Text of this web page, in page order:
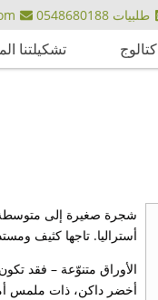
طلبيات 0548680188
كتالوج تشكيلتنا
شجرة صغيرة إلى متوسطة
أستراليا. تاجها كثيف
أخضر داكن، ذات ملمس